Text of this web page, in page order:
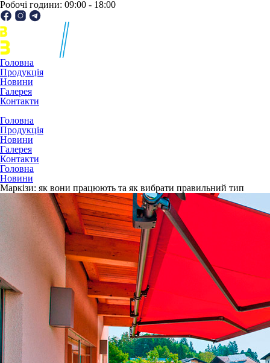
Робочі години: 09:00 - 18:00
Головна
Продукція
Новини
Галерея
Контакти
Головна
Продукція
Новини
Галерея
Контакти
Головна
Новини
Маркізи: як вони працюють та як вибрати правильний тип